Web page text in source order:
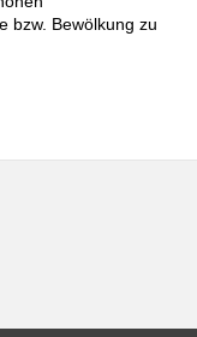
bzw. Bewölkung zu